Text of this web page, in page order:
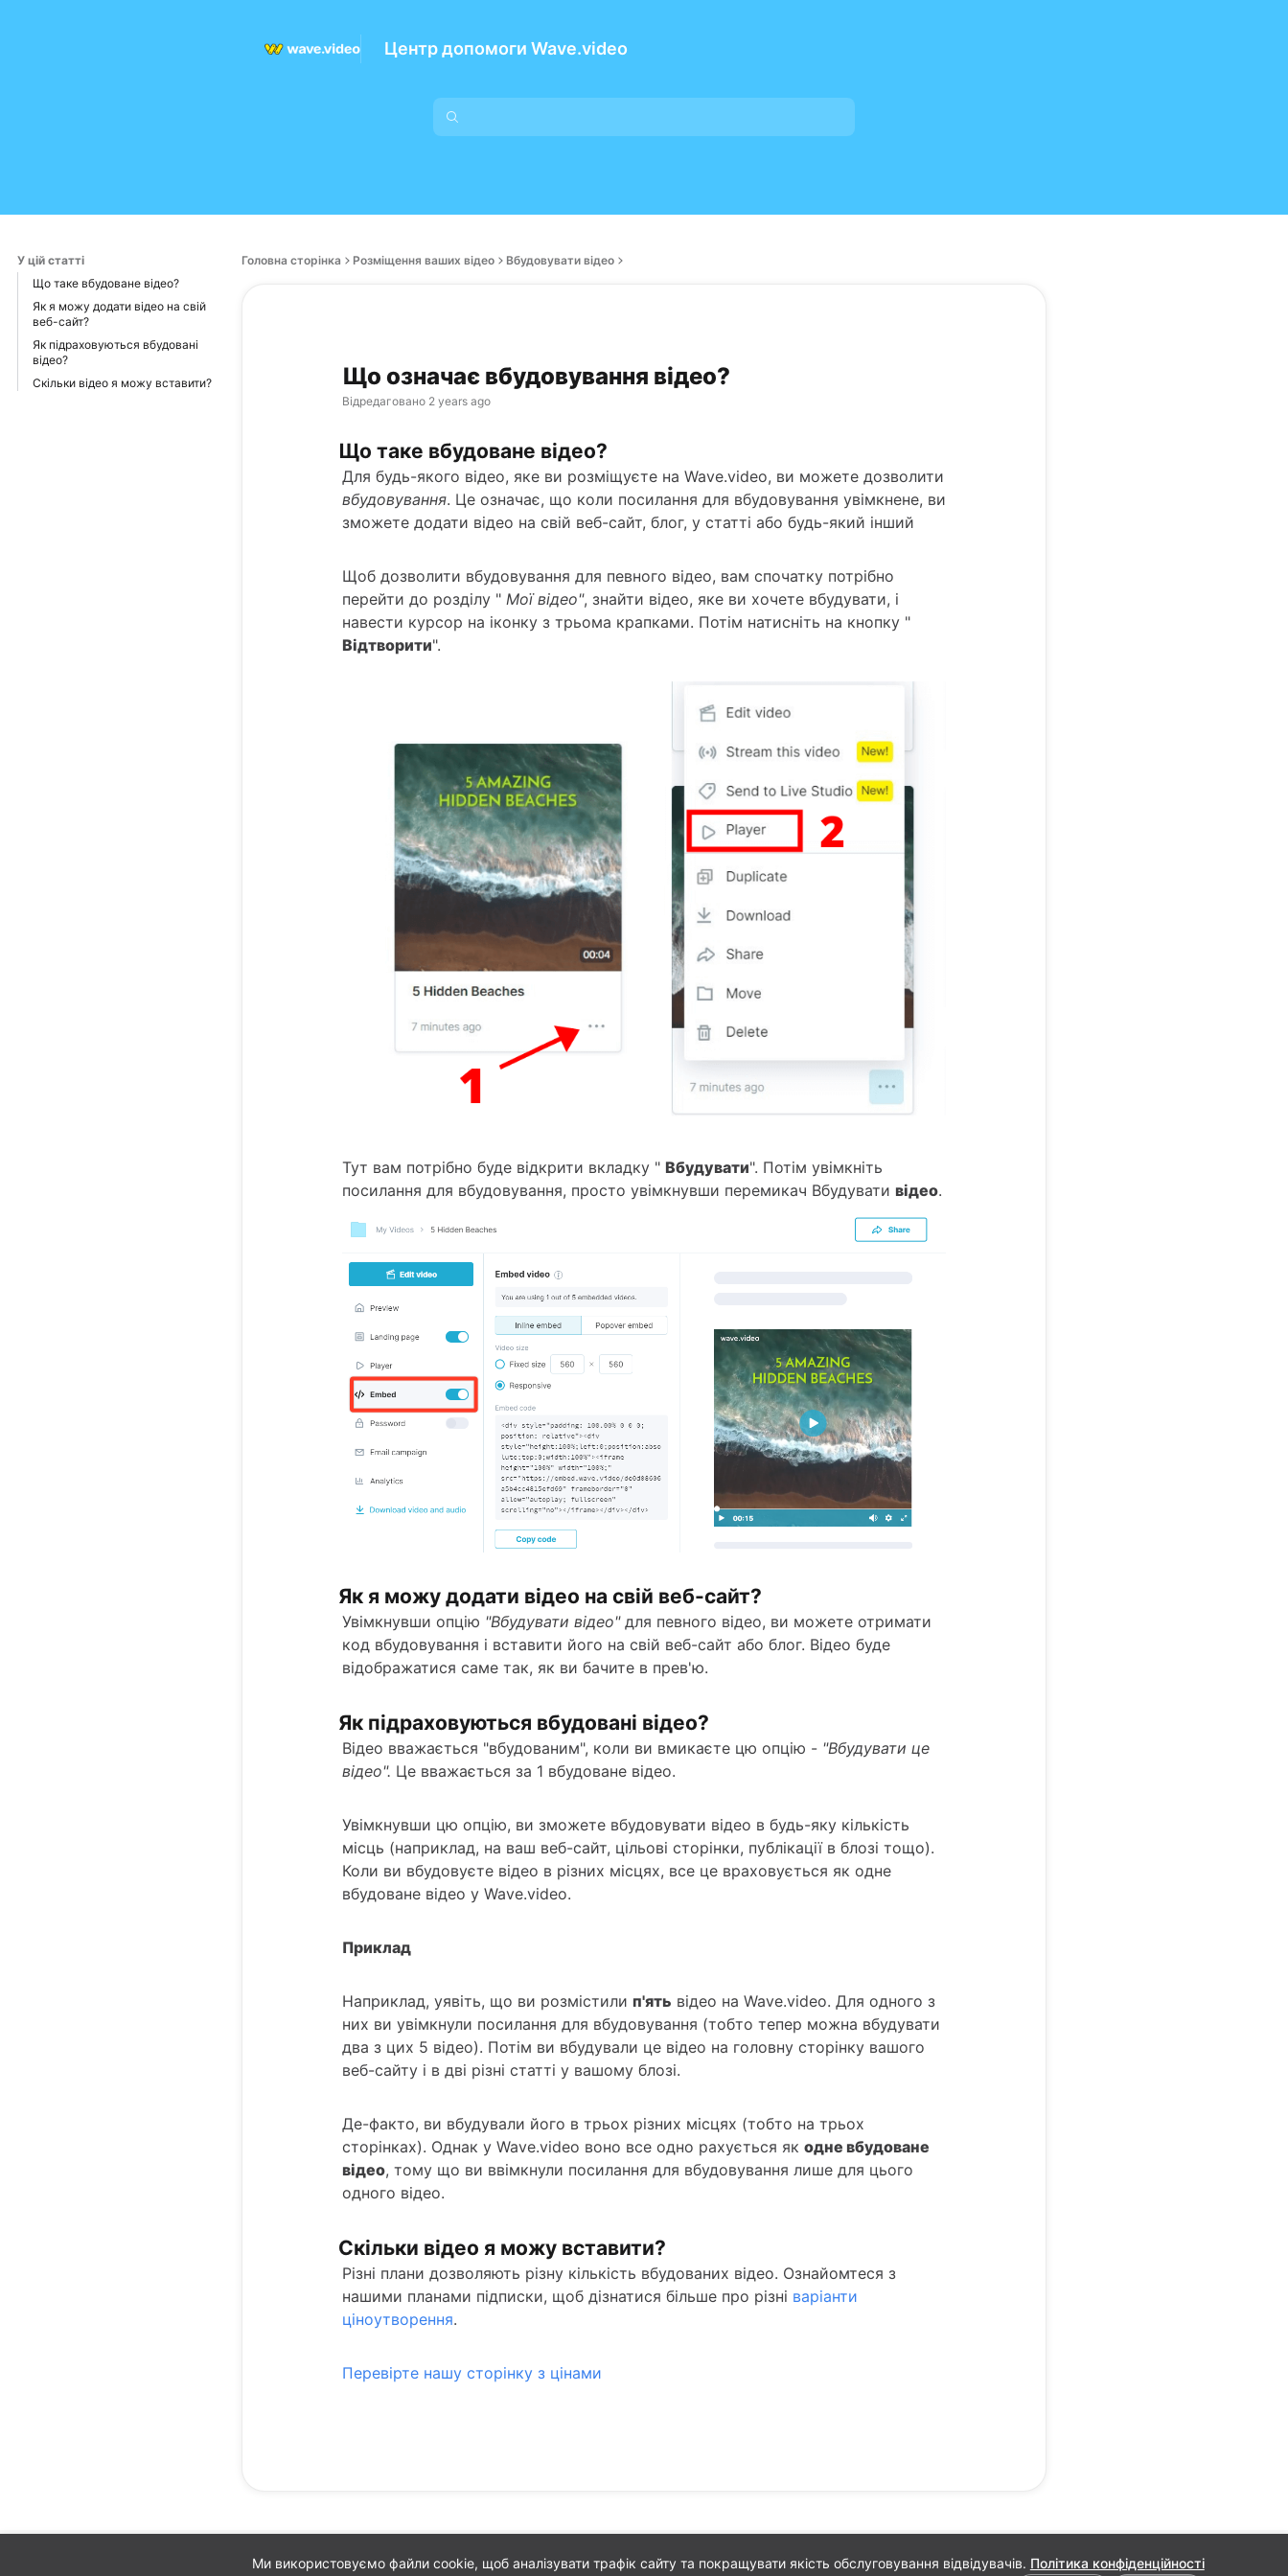
Центр допомоги Wave.video
Ми використовуємо файли cookie, щоб аналізувати трафік сайту та покращувати якість обслуговування відвідувачів. Політика конфіденційності
У цій статті
Що таке вбудоване відео?
Як я можу додати відео на свій
веб-сайт?
Як підраховуються вбудовані
відео?
Скільки відео я можу вставити?
Головна сторінка Розміщення ваших відео Вбудовувати відео
Що означає вбудовування відео?
Відредаговано 2 years ago
Що таке вбудоване відео?
Для будь-якого відео, яке ви розміщуєте на Wave.video, ви можете дозволити
вбудовування. Це означає, що коли посилання для вбудовування увімкнене, ви
зможете додати відео на свій веб-сайт, блог, у статті або будь-який інший
Щоб дозволити вбудовування для певного відео, вам спочатку потрібно
перейти до розділу " Мої відео", знайти відео, яке ви хочете вбудувати, і
навести курсор на іконку з трьома крапками. Потім натисніть на кнопку "
Відтворити".
Тут вам потрібно буде відкрити вкладку " Вбудувати". Потім увімкніть
посилання для вбудовування, просто увімкнувши перемикач Вбудувати відео.
Як я можу додати відео на свій веб-сайт?
Увімкнувши опцію "Вбудувати відео"для певного відео, ви можете отримати
код вбудовування і вставити його на свій веб-сайт або блог. Відео буде
відображатися саме так, як ви бачите в прев'ю.
Як підраховуються вбудовані відео?
Відео вважається "вбудованим", коли ви вмикаєте цю опцію - "Вбудувати це
відео". Це вважається за 1 вбудоване відео.
Увімкнувши цю опцію, ви зможете вбудовувати відео в будь-яку кількість
місць (наприклад, на ваш веб-сайт, цільові сторінки, публікації в блозі тощо).
Коли ви вбудовуєте відео в різних місцях, все це враховується як одне
вбудоване відео у Wave.video.
Приклад
Наприклад, уявіть, що ви розмістили п'ять відео на Wave.video. Для одного з
них ви увімкнули посилання для вбудовування (тобто тепер можна вбудувати
два з цих 5 відео). Потім ви вбудували це відео на головну сторінку вашого
веб-сайту і в дві різні статті у вашому блозі.
Де-факто, ви вбудували його в трьох різних місцях (тобто на трьох
сторінках). Однак у Wave.video воно все одно рахується як одне вбудоване
відео, тому що ви ввімкнули посилання для вбудовування лише для цього
одного відео.
Скільки відео я можу вставити?
Різні плани дозволяють різну кількість вбудованих відео. Ознайомтеся з
нашими планами підписки, щоб дізнатися більше про різні варіанти
ціноутворення.
Перевірте нашу сторінку з цінами
Налаштування файлів cookie